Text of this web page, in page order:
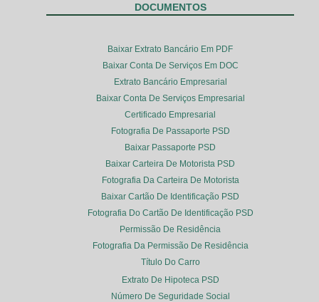
DOCUMENTOS
Baixar Extrato Bancário Em PDF
Baixar Conta De Serviços Em DOC
Extrato Bancário Empresarial
Baixar Conta De Serviços Empresarial
Certificado Empresarial
Fotografia De Passaporte PSD
Baixar Passaporte PSD
Baixar Carteira De Motorista PSD
Fotografia Da Carteira De Motorista
Baixar Cartão De Identificação PSD
Fotografia Do Cartão De Identificação PSD
Permissão De Residência
Fotografia Da Permissão De Residência
Título Do Carro
Extrato De Hipoteca PSD
Número De Seguridade Social